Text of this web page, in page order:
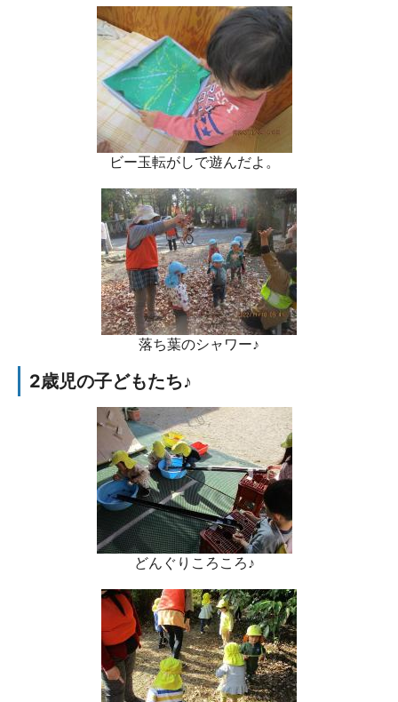
ビー玉転がしで遊んだよ。
落ち葉のシャワー♪
2歳児の子どもたち♪
どんぐりころころ♪